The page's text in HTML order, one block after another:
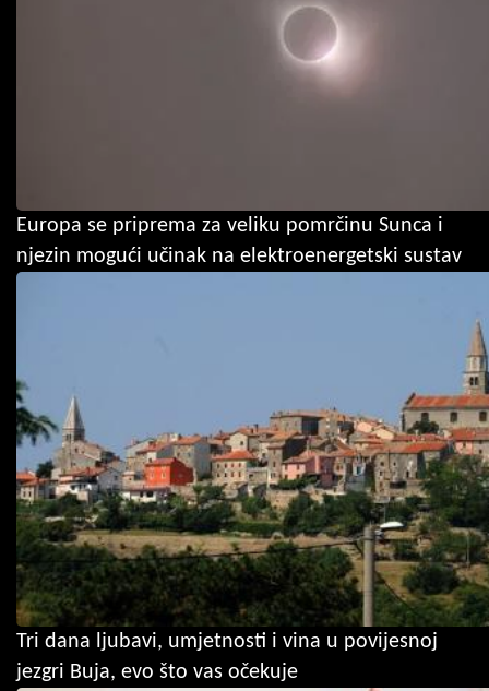
Europa se priprema za veliku pomrčinu Sunca i
njezin mogući učinak na elektroenergetski sustav
Tri dana ljubavi, umjetnosti i vina u povijesnoj
jezgri Buja, evo što vas očekuje